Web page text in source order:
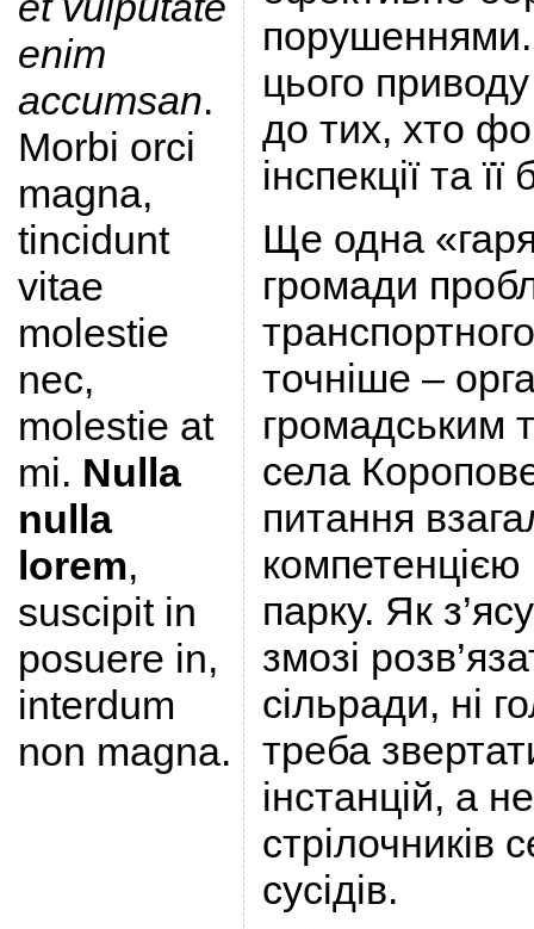
enim
accumsan.
Morbi orci
magna,
tincidunt
vitae
molestie
nec,
molestie at
mi. Nulla
nulla
lorem,
suscipit in
posuere in,
interdum
non magna.
цього
до тих, хто
інспекції та
Ще одна
громади
точніше –
громадським
села
питання
компетенцією
парку. Як
змозі
сільради, ні
треба
інстанцій, а
стрілочників
сусідів.